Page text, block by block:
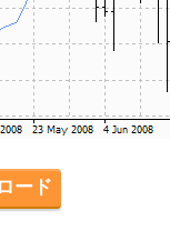
ード